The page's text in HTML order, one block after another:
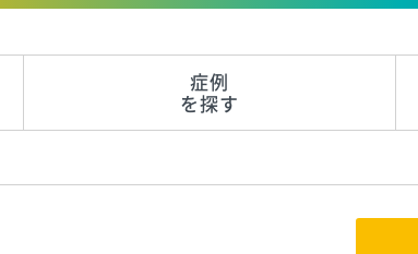
症例
を探す